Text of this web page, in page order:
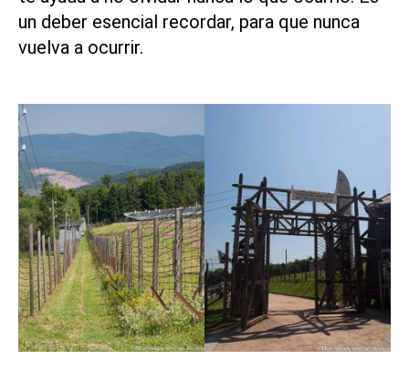
un deber esencial recordar, para que nunca
vuelva a ocurrir.